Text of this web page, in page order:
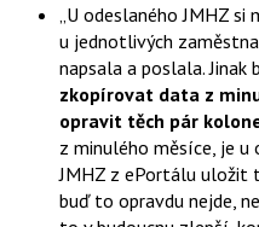
U odeslaného JMHZ
u jednotlivých
napsala a poslala. Jinak
zkopírovat data z
opravit těch pár
z minulého měsíce, je u
JMHZ z ePortálu uložit
buď to opravdu nejde,